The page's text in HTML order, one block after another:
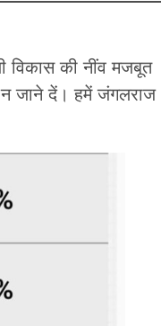
विकास की नींव मजबूत
न जाने दें। हमें जंगलराज